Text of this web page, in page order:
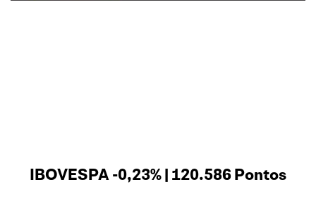
IBOVESPA -0,23% | 120.586 Pontos